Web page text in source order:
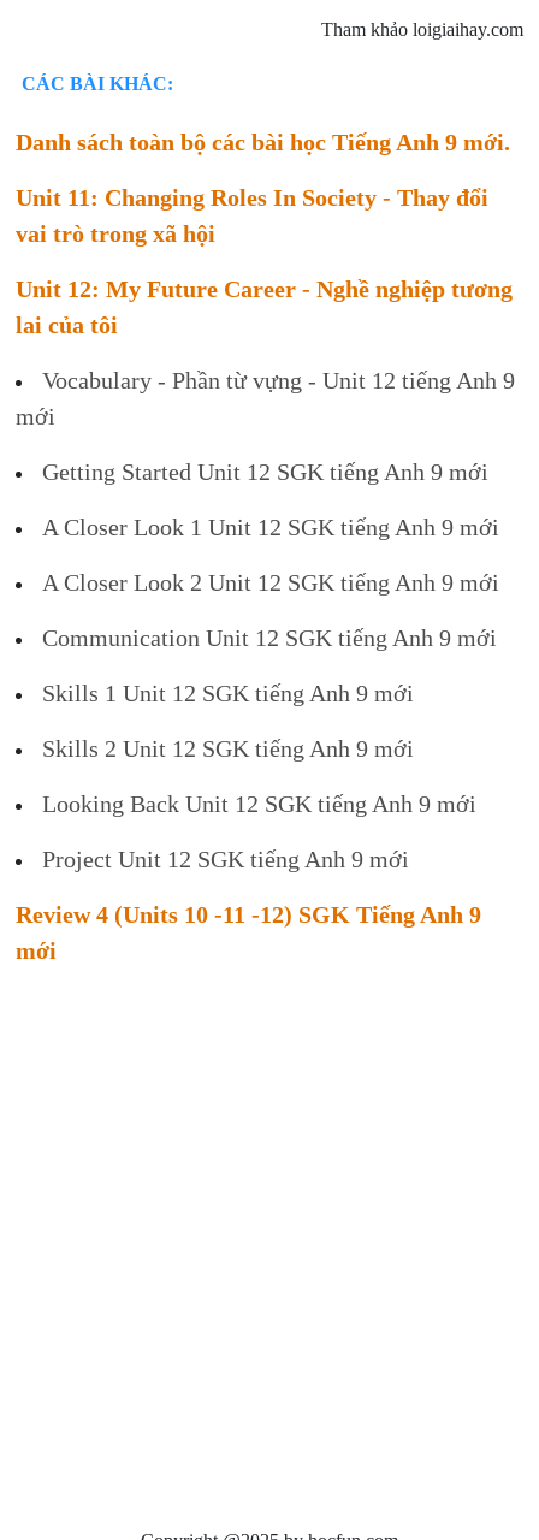
Tham khảo loigiaihay.com
CÁC BÀI KHÁC:
Danh sách toàn bộ các bài học Tiếng Anh 9 mới.
Unit 11: Changing Roles In Society - Thay đổi
vai trò trong xã hội
Unit 12: My Future Career - Nghề nghiệp tương
lai của tôi
Vocabulary - Phần từ vựng - Unit 12 tiếng Anh 9
mới
Getting Started Unit 12 SGK tiếng Anh 9 mới
A Closer Look 1 Unit 12 SGK tiếng Anh 9 mới
A Closer Look 2 Unit 12 SGK tiếng Anh 9 mới
Communication Unit 12 SGK tiếng Anh 9 mới
Skills 1 Unit 12 SGK tiếng Anh 9 mới
Skills 2 Unit 12 SGK tiếng Anh 9 mới
Looking Back Unit 12 SGK tiếng Anh 9 mới
Project Unit 12 SGK tiếng Anh 9 mới
Review 4 (Units 10 -11 -12) SGK Tiếng Anh 9
mới